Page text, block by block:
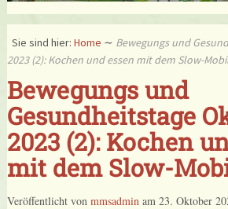
Sie sind hier: Home ∼ Bewegungs und
2023 (2): Kochen und essen mit dem Slow-
Bewegungs und
Gesundheitstage
2023 (2): Kochen
mit dem Slow-
Veröffentlicht von mmsadminam 23. Oktober